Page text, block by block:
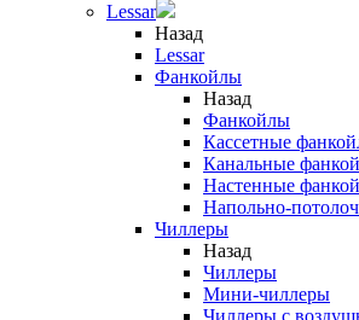
Lessar
Назад
Lessar
Фанкойлы
Назад
Фанкойлы
Кассетные
Канальные
Настенные
Напольно-
Чиллеры
Назад
Чиллеры
Мини-чиллеры
Чиллеры с